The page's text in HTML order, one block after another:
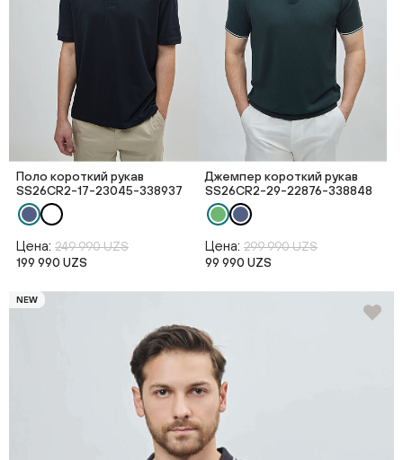
Поло короткий рукав
SS26CR2-17-23045-338937
Цена: 249 990 UZS
199 990 UZS
Джемпер короткий рукав
SS26CR2-29-22876-338848
Цена: 299 990 UZS
99 990 UZS
NEW